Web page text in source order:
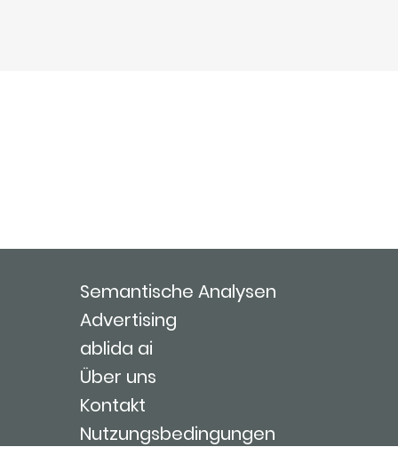
Semantische Analysen
Advertising
ablida ai
Über uns
Kontakt
Nutzungsbedingungen